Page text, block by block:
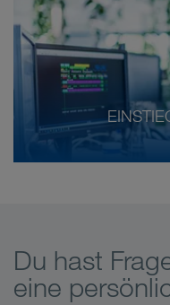
Du hast
eine